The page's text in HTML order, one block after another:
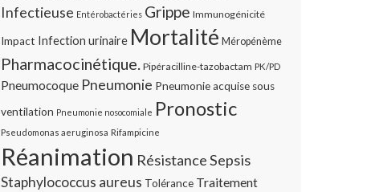
Infectieuse Entérobactéries Grippe Immunogénicité
Impact Infection urinaire Mortalité Méropénème
Pharmacocinétique. Pipéracilline-tazobactam PK/PD
Pneumocoque Pneumonie Pneumonie acquise sous
ventilation Pneumonie nosocomiale Pronostic
Pseudomonas aeruginosa Rifampicine
Réanimation RésistanceSepsis
Staphylococcus aureus Tolérance Traitement